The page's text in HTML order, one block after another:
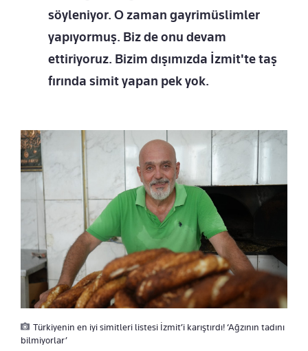
söyleniyor. O zaman gayrimüslimler
yapıyormuş. Biz de onu devam
ettiriyoruz. Bizim dışımızda İzmit'te taş
fırında simit yapan pek yok.
Türkiyenin en iyi simitleri listesi İzmit’i karıştırdı! ‘Ağzının tadını
bilmiyorlar’